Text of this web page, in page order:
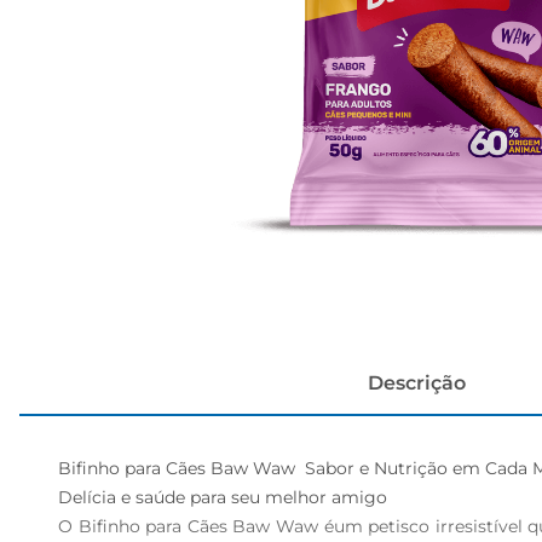
Descrição
Bifinho para Cães Baw Waw  Sabor e Nutrição em Cada
Delícia e saúde para seu melhor amigo
O Bifinho para Cães Baw Waw éum petisco irresistível
papel